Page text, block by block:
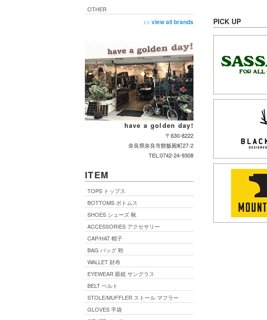
PICK UP
OTHER
>> view all brands
have a golden day!
〒630-8222
奈良県奈良市餅飯殿町27-2
TEL:0742-24-9308
ITEM
TOPS トップス
BOTTOMS ボトムス
SHOES シューズ 靴
ACCESSORIES アクセサリー
CAP/HAT 帽子
BAG バッグ 鞄
WALLET 財布
EYEWEAR 眼鏡 サングラス
BELT ベルト
STOLE/MUFFLER ストール マフラー
GLOVES 手袋